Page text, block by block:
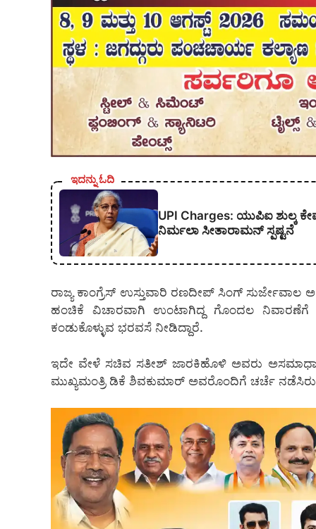
ಇದನ್ನು ಓದಿ
UPI Charges: ಯುಪಿಐ ಶುಲ್ಕ
ನಿರ್ಮಲಾ ಸೀತಾರಾಮನ್ ಸ್ಪಷ್ಟನೆ
ರಾಜ್ಯ ಕಾಂಗ್ರೆಸ್ ಉಸ್ತುವಾರಿ ರಣದೀಪ್ ಸಿಂಗ್
ಹಂಚಿಕೆ ವಿಚಾರವಾಗಿ ಉಂಟಾಗಿದ್ದ ಗೊಂದಲ ನಿವಾರಣೆಗೆ
ಕಂಡುಕೊಳ್ಳುವ ಭರವಸೆ ನೀಡಿದ್ದಾರೆ.
ಇದೇ ವೇಳೆ ಸಚಿವ ಸತೀಶ್ ಜಾರಕಿಹೊಳಿ ಅವರು
ಮುಖ್ಯಮಂತ್ರಿ ಡಿಕೆ ಶಿವಕುಮಾರ್ ಅವರೊಂದಿಗೆ ಚರ್ಚೆ